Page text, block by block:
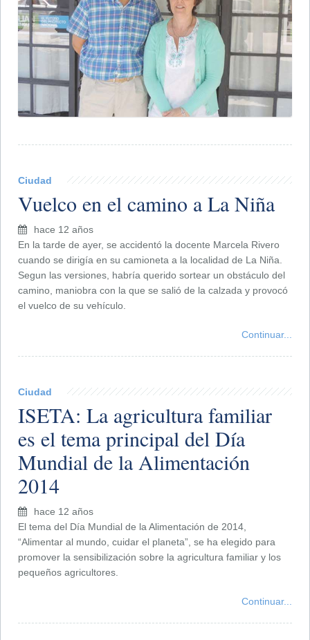
Ciudad
Vuelco en el camino a La Niña
hace 12 años
En la tarde de ayer, se accidentó la docente Marcela Rivero
cuando se dirigía en su camioneta a la localidad de La Niña.
Segun las versiones, habría querido sortear un obstáculo del
camino, maniobra con la que se salió de la calzada y provocó
el vuelco de su vehículo.
Continuar...
Ciudad
ISETA: La agricultura familiar
es el tema principal del Día
Mundial de la Alimentación
2014
hace 12 años
El tema del Día Mundial de la Alimentación de 2014,
“Alimentar al mundo, cuidar el planeta”, se ha elegido para
promover la sensibilización sobre la agricultura familiar y los
pequeños agricultores.
Continuar...